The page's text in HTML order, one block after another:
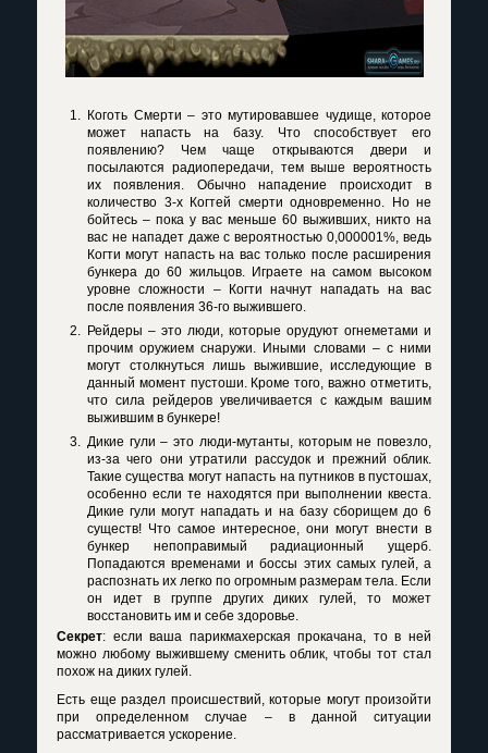
Коготь Смерти – это мутировавшее чудище, которое
может напасть на базу. Что способствует его
появлению? Чем чаще открываются двери и
посылаются радиопередачи, тем выше вероятность
их появления. Обычно нападение происходит в
количество 3-х Когтей смерти одновременно. Но не
бойтесь – пока у вас меньше 60 выживших, никто на
вас не нападет даже с вероятностью 0,000001%, ведь
Когти могут напасть на вас только после расширения
бункера до 60 жильцов. Играете на самом высоком
уровне сложности – Когти начнут нападать на вас
после появления 36-го выжившего.
Рейдеры – это люди, которые орудуют огнеметами и
прочим оружием снаружи. Иными словами – с ними
могут столкнуться лишь выжившие, исследующие в
данный момент пустоши. Кроме того, важно отметить,
что сила рейдеров увеличивается с каждым вашим
выжившим в бункере!
Дикие гули – это люди-мутанты, которым не повезло,
из-за чего они утратили рассудок и прежний облик.
Такие существа могут напасть на путников в пустошах,
особенно если те находятся при выполнении квеста.
Дикие гули могут нападать и на базу сборищем до 6
существ! Что самое интересное, они могут внести в
бункер непоправимый радиационный ущерб.
Попадаются временами и боссы этих самых гулей, а
распознать их легко по огромным размерам тела. Если
он идет в группе других диких гулей, то может
восстановить им и себе здоровье.
Секрет: если ваша парикмахерская прокачана, то в ней
можно любому выжившему сменить облик, чтобы тот стал
похож на диких гулей.
Есть еще раздел происшествий, которые могут произойти
при определенном случае – в данной ситуации
рассматривается ускорение.